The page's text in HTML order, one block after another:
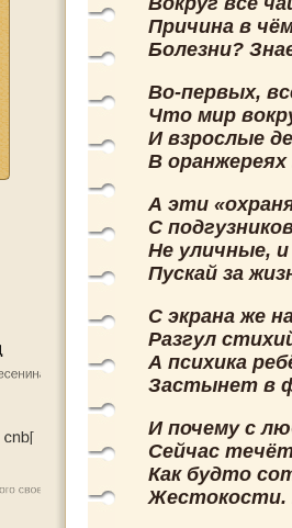
Причина в
Болезни?
Во-первых,
Что мир
И взрослые
В
А эти
С
Не уличные,
Пускай за
С экрана же
Разгул
А психика
Застынет в
И почему с
Сейчас
Как будто
Жестокости.